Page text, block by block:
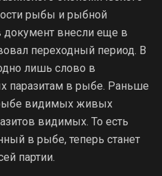
рыбы и рыбной
документ внесли еще в
переходный период. В
лишь слово в
паразитам в рыбе. Раньше
видимых живых
видимых. То есть
в рыбе, теперь станет
партии.